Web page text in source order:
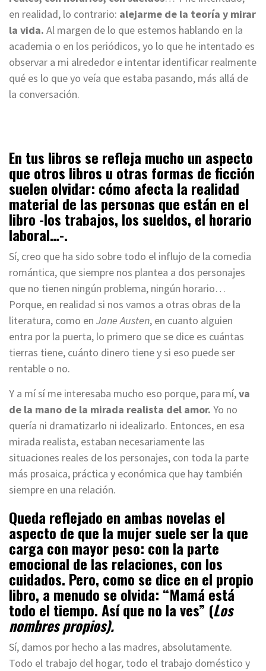
en realidad, lo contrario: alejarme de la teoría y mirar
la vida. Al margen de lo que estemos hablando en la
academia o en los periódicos, yo lo que he intentado es
observar a mi alrededor e intentar identificar realmente
qué es lo que yo veía que estaba pasando, más allá de
la conversación.
En tus libros se refleja mucho un aspecto
que otros libros u otras formas de ficción
suelen olvidar: cómo afecta la realidad
material de las personas que están en el
libro -los trabajos, los sueldos, el horario
laboral…-.
Sí, creo que ha sido sobre todo el influjo de la comedia
romántica, que siempre nos plantea a dos personajes
que no tienen ningún problema, ningún horario…
Porque, en realidad si nos vamos a otras obras de la
literatura, como en Jane Austen, en cuanto alguien
entra por la puerta, lo primero que se dice es cuántas
tierras tiene, cuánto dinero tiene y si eso puede ser
rentable o no.
Y a mí sí me interesaba mucho eso porque, para mí,va
de la mano de la mirada realista del amor. Yo no
quería ni dramatizarlo ni idealizarlo. Entonces, en esa
mirada realista, estaban necesariamente las
situaciones reales de los personajes, con toda la parte
más prosaica, práctica y económica que hay también
siempre en una relación.
Queda reflejado en ambas novelas el
aspecto de que la mujer suele ser la que
carga con mayor peso: con la parte
emocional de las relaciones, con los
cuidados. Pero, como se dice en el propio
libro, a menudo se olvida: “Mamá está
todo el tiempo. Así que no la ves” (Los
nombres propios).
Sí, damos por hecho a las madres, absolutamente.
Todo el trabajo del hogar, todo el trabajo doméstico y